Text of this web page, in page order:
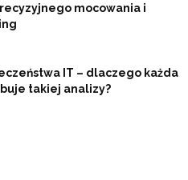
mocowania i
IT – dlaczego każda
takiej analizy?